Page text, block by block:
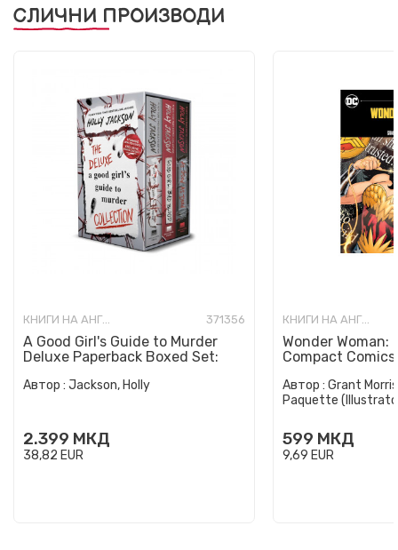
СЛИЧНИ ПРОИЗВОДИ
КНИГИ НА АНГЛИСКИ ЈАЗИК 371356
A Good Girl's Guide to Murder
Deluxe Paperback Boxed Set:
Автор : Jackson, Holly
2.399 МКД
38,82 EUR
КНИГИ НА АНГЛИСКИ ЈАЗИК
Wonder Woman:
Compact
Автор : Grant
Paquette
599 МКД
9,69 EUR